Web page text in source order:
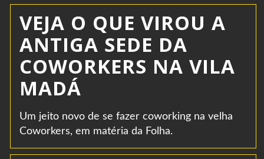
VEJA O QUE VIROU A
ANTIGA SEDE DA
COWORKERS NA VILA
MADÁ
Um jeito novo de se fazer coworking na velha
Coworkers, em matéria da Folha.